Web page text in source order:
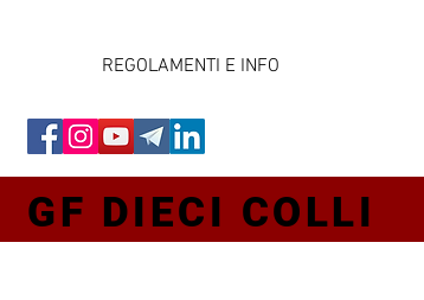
REGOLAMENTI E INFO
GF DIECI COLLI